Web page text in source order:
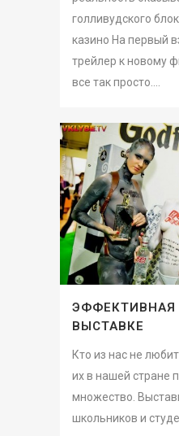
голливудского
казино На первый
трейлер к новому
все так просто....
ЭФФЕКТИВНАЯ
ВЫСТАВКЕ
Кто из нас не
их в нашей стране
множество.
школьников и